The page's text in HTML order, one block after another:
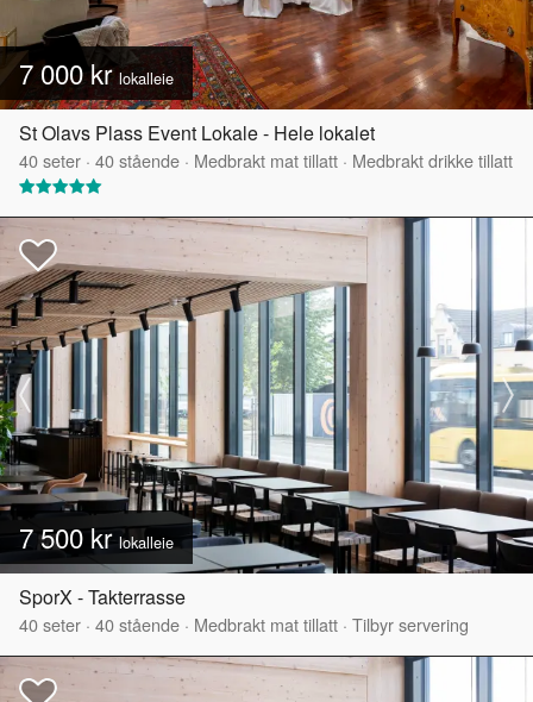
7 000 krlokalleie
St Olavs Plass Event Lokale - Hele lokalet
40seter · 40stående · Medbrakt mat tillatt · Medbrakt drikke tillatt
7 500 krlokalleie
SporX - Takterrasse
40seter · 40stående · Medbrakt mat tillatt · Tilbyr servering